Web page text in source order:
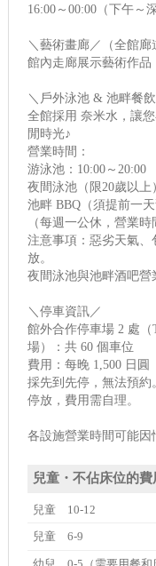
16:00～00:00（下午～
＼藝術畫廊／（全館廊
館內走廊展示藝術作品
＼戶外泳池 & 池畔餐
全館採用 奈米水，讓
閒時光♪
營業時間：
游泳池：10:00～20:00
夜間泳池（限20歲以上
池畔 BBQ（須提前一
（每週一公休，營業
注意事項：惡劣天氣、
放。
夜間泳池與池畔酒吧營
＼停車資訊／
館外合作停車場 2 處（
場）：共 60 個車位
費用：每晚 1,500 日圓
採先到先停，無法預
停放，費用需自理。
各設施營業時間可能因
兒童・不佔床位的費
兒童 10-12
兒童 6-9